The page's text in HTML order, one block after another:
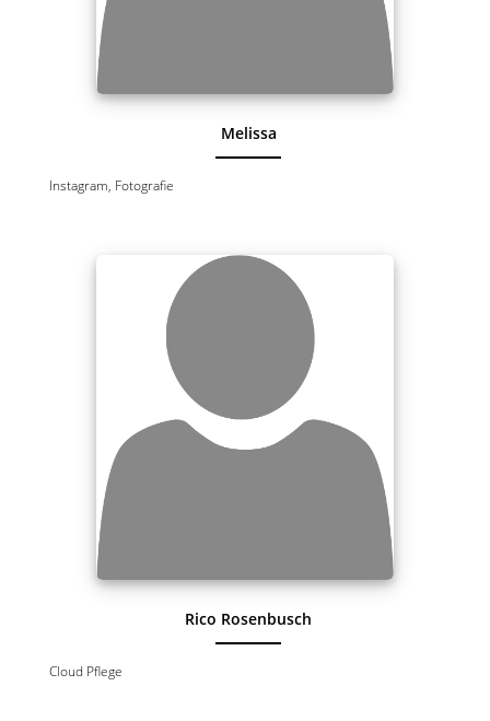
Melissa
Instagram, Fotografie
Rico Rosenbusch
Cloud Pflege